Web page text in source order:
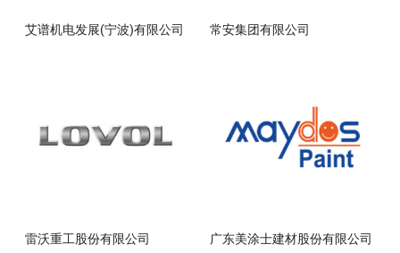
艾谱机电发展(宁波)有限公司 常安集团有限公司
雷沃重工股份有限公司 广东美涂士建材股份有限公司